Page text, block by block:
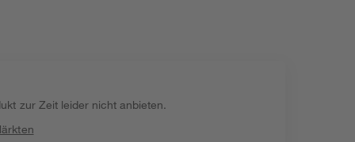
zur Zeit leider nicht anbieten.